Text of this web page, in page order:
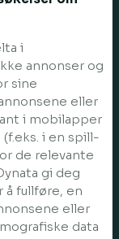
i
annonser og
sine
eller
i mobilapper
i en spill-
de relevante
gi deg
fullføre, en
eller
data